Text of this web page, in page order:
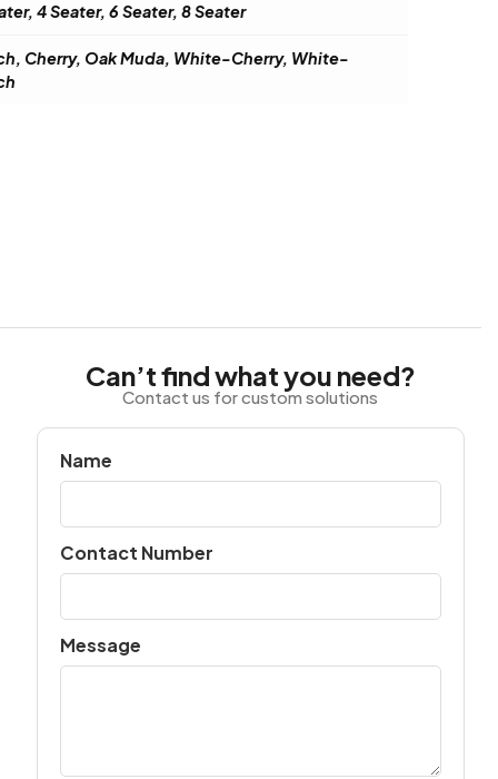
4 Seater, 6 Seater, 8 Seater
Cherry, Oak Muda, White-Cherry, White-
Can’t find what you need?
Contact us for custom solutions
Name
Contact Number
Message